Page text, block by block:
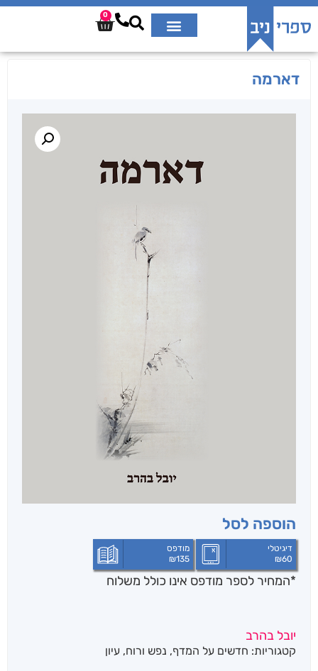
0
דארמה
הוספה לסל
דיגיטלי
₪60
מודפס
₪135
*המחיר לספר מודפס אינו כולל משלוח
יובל בהרב
קטגוריות: חדשים על המדף, נפש ורוח, עיון